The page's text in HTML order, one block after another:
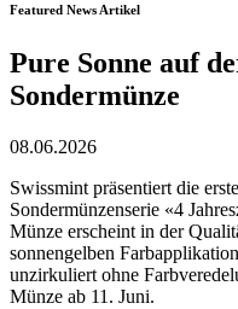
Featured News Artikel
Pure Sonne auf
Sondermünze
08.06.2026
Swissmint präsentiert die
Sondermünzenserie «4
Münze erscheint in der
sonnengelben
unzirkuliert ohne
Münze ab 11. Juni.